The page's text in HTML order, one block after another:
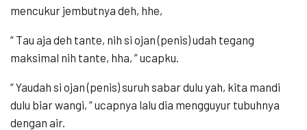
mencukur jembutnya deh, hhe,
“ Tau aja deh tante, nih si ojan (penis) udah tegang
maksimal nih tante, hha, ” ucapku.
“ Yaudah si ojan (penis) suruh sabar dulu yah, kita mandi
dulu biar wangi, ” ucapnya lalu dia mengguyur tubuhnya
dengan air.